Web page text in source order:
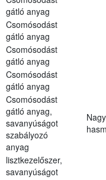
gátló anyag
Csomósodást
gátló anyag
Csomósodást
gátló anyag
Csomósodást
gátló anyag
Csomósodást
gátló anyag,
savanyúságot
szabályozó
anyag
lisztkezelőszer,
savanyúságot